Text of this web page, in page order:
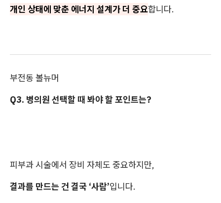
개인 상태에 맞춘 에너지 설계가 더 중요합니다.
부전동 볼뉴머
Q3. 병의원 선택할 때 봐야 할 포인트는?
피부과 시술에서 장비 자체도 중요하지만,
결과를 만드는 건 결국 ‘사람’입니다.